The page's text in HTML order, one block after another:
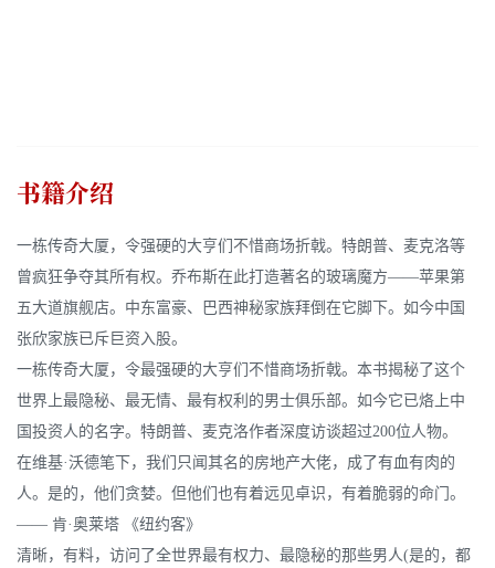
书籍介绍
一栋传奇大厦，令强硬的大亨们不惜商场折戟。特朗普、麦克洛等
曾疯狂争夺其所有权。乔布斯在此打造著名的玻璃魔方——苹果第
五大道旗舰店。中东富豪、巴西神秘家族拜倒在它脚下。如今中国
张欣家族已斥巨资入股。
一栋传奇大厦，令最强硬的大亨们不惜商场折戟。本书揭秘了这个
世界上最隐秘、最无情、最有权利的男士俱乐部。如今它已烙上中
国投资人的名字。特朗普、麦克洛作者深度访谈超过200位人物。
在维基·沃德笔下，我们只闻其名的房地产大佬，成了有血有肉的
人。是的，他们贪婪。但他们也有着远见卓识，有着脆弱的命门。
—— 肯·奥莱塔 《纽约客》
清晰，有料，访问了全世界最有权力、最隐秘的那些男人(是的，都